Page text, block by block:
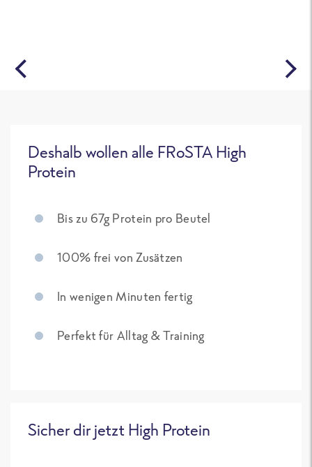
Deshalb wollen alle FRoSTA High
Protein
Bis zu 67g Protein pro Beutel
100% frei von Zusätzen
In wenigen Minuten fertig
Perfekt für Alltag & Training
Sicher dir jetzt High Protein